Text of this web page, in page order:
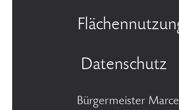
Datenschutz
Bürgermeister